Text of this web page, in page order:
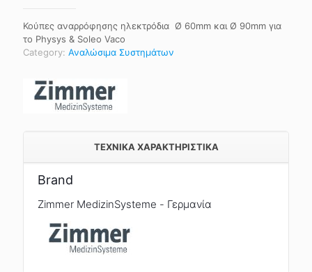
Κούπες αναρρόφησης ηλεκτρόδια Ø 60mm και Ø 90mm για
το Physys & Soleo Vaco
Category: Αναλώσιμα Συστημάτων
TEXNIKA ΧΑΡΑΚΤΗΡΙΣΤΙΚΑ
Brand
Zimmer MedizinSysteme - Γερμανία